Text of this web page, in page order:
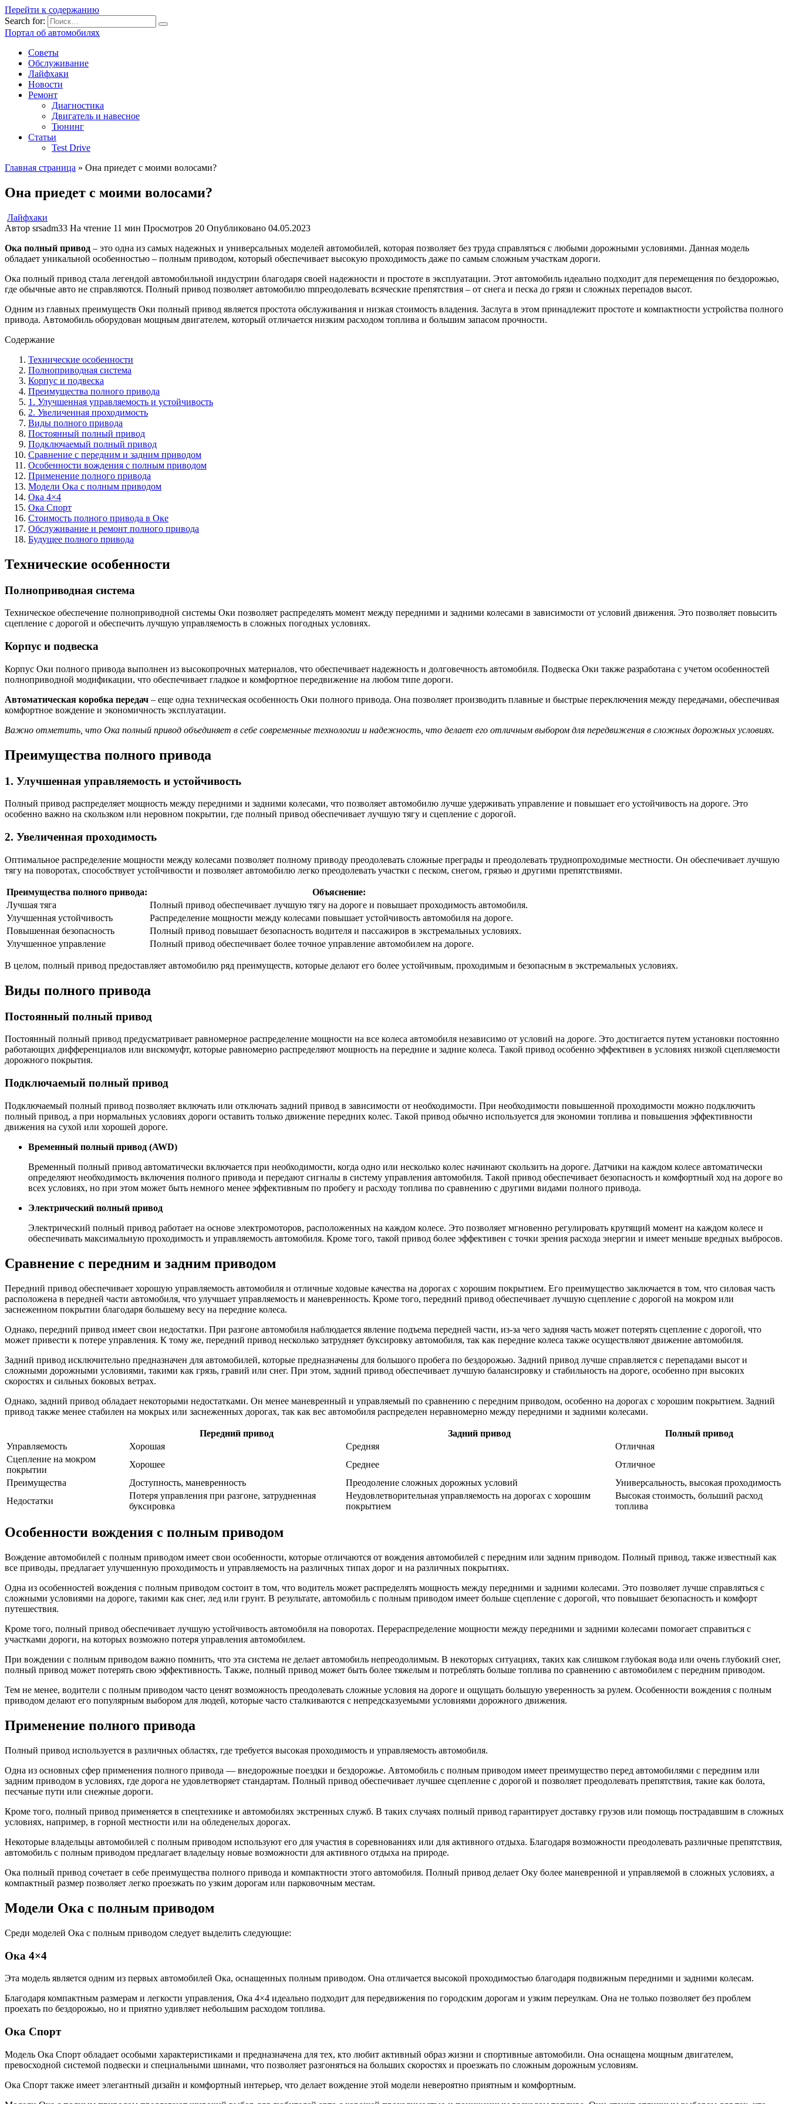
Перейти к содержанию
Search for:
Портал об автомобилях
Советы
Обслуживание
Лайфхаки
Новости
Ремонт
Диагностика
Двигатель и навесное
Тюнинг
Статьи
Test Drive
Главная страница » Она приедет с моими волосами?
Она приедет с моими волосами?
Лайфхаки
Автор srsadm33 На чтение 11 мин Просмотров 20 Опубликовано 04.05.2023
Ока полный привод – это одна из самых надежных и универсальных моделей автомобилей, которая позволяет без труда справляться с любыми дорожными условиями. Данная модель
обладает уникальной особенностью – полным приводом, который обеспечивает высокую проходимость даже по самым сложным участкам дороги.
Ока полный привод стала легендой автомобильной индустрии благодаря своей надежности и простоте в эксплуатации. Этот автомобиль идеально подходит для перемещения по бездорожью,
где обычные авто не справляются. Полный привод позволяет автомобилю mпреодолевать всяческие препятствия – от снега и песка до грязи и сложных перепадов высот.
Одним из главных преимуществ Оки полный привод является простота обслуживания и низкая стоимость владения. Заслуга в этом принадлежит простоте и компактности устройства полного
привода. Автомобиль оборудован мощным двигателем, который отличается низким расходом топлива и большим запасом прочности.
Содержание
Технические особенности
Полноприводная система
Корпус и подвеска
Преимущества полного привода
1. Улучшенная управляемость и устойчивость
2. Увеличенная проходимость
Виды полного привода
Постоянный полный привод
Подключаемый полный привод
Сравнение с передним и задним приводом
Особенности вождения с полным приводом
Применение полного привода
Модели Ока с полным приводом
Ока 4×4
Ока Спорт
Стоимость полного привода в Оке
Обслуживание и ремонт полного привода
Будущее полного привода
Технические особенности
Полноприводная система
Техническое обеспечение полноприводной системы Оки позволяет распределять момент между передними и задними колесами в зависимости от условий движения. Это позволяет повысить
сцепление с дорогой и обеспечить лучшую управляемость в сложных погодных условиях.
Корпус и подвеска
Корпус Оки полного привода выполнен из высокопрочных материалов, что обеспечивает надежность и долговечность автомобиля. Подвеска Оки также разработана с учетом особенностей
полноприводной модификации, что обеспечивает гладкое и комфортное передвижение на любом типе дороги.
Автоматическая коробка передач – еще одна техническая особенность Оки полного привода. Она позволяет производить плавные и быстрые переключения между передачами, обеспечивая
комфортное вождение и экономичность эксплуатации.
Важно отметить, что Ока полный привод объединяет в себе современные технологии и надежность, что делает его отличным выбором для передвижения в сложных дорожных условиях.
Преимущества полного привода
1. Улучшенная управляемость и устойчивость
Полный привод распределяет мощность между передними и задними колесами, что позволяет автомобилю лучше удерживать управление и повышает его устойчивость на дороге. Это
особенно важно на скользком или неровном покрытии, где полный привод обеспечивает лучшую тягу и сцепление с дорогой.
2. Увеличенная проходимость
Оптимальное распределение мощности между колесами позволяет полному приводу преодолевать сложные преграды и преодолевать труднопроходимые местности. Он обеспечивает лучшую
тягу на поворотах, способствует устойчивости и позволяет автомобилю легко преодолевать участки с песком, снегом, грязью и другими препятствиями.
Преимущества полного привода:
Объяснение:
Лучшая тяга
Полный привод обеспечивает лучшую тягу на дороге и повышает проходимость автомобиля.
Улучшенная устойчивость
Распределение мощности между колесами повышает устойчивость автомобиля на дороге.
Повышенная безопасность
Полный привод повышает безопасность водителя и пассажиров в экстремальных условиях.
Улучшенное управление
Полный привод обеспечивает более точное управление автомобилем на дороге.
В целом, полный привод предоставляет автомобилю ряд преимуществ, которые делают его более устойчивым, проходимым и безопасным в экстремальных условиях.
Виды полного привода
Постоянный полный привод
Постоянный полный привод предусматривает равномерное распределение мощности на все колеса автомобиля независимо от условий на дороге. Это достигается путем установки постоянно
работающих дифференциалов или вискомуфт, которые равномерно распределяют мощность на передние и задние колеса. Такой привод особенно эффективен в условиях низкой сцепляемости
дорожного покрытия.
Подключаемый полный привод
Подключаемый полный привод позволяет включать или отключать задний привод в зависимости от необходимости. При необходимости повышенной проходимости можно подключить
полный привод, а при нормальных условиях дороги оставить только движение передних колес. Такой привод обычно используется для экономии топлива и повышения эффективности
движения на сухой или хорошей дороге.
Временный полный привод (AWD)
Временный полный привод автоматически включается при необходимости, когда одно или несколько колес начинают скользить на дороге. Датчики на каждом колесе автоматически
определяют необходимость включения полного привода и передают сигналы в систему управления автомобиля. Такой привод обеспечивает безопасность и комфортный ход на дороге во
всех условиях, но при этом может быть немного менее эффективным по пробегу и расходу топлива по сравнению с другими видами полного привода.
Электрический полный привод
Электрический полный привод работает на основе электромоторов, расположенных на каждом колесе. Это позволяет мгновенно регулировать крутящий момент на каждом колесе и
обеспечивать максимальную проходимость и управляемость автомобиля. Кроме того, такой привод более эффективен с точки зрения расхода энергии и имеет меньше вредных выбросов.
Сравнение с передним и задним приводом
Передний привод обеспечивает хорошую управляемость автомобиля и отличные ходовые качества на дорогах с хорошим покрытием. Его преимущество заключается в том, что силовая часть
расположена в передней части автомобиля, что улучшает управляемость и маневренность. Кроме того, передний привод обеспечивает лучшую сцепление с дорогой на мокром или
заснеженном покрытии благодаря большему весу на передние колеса.
Однако, передний привод имеет свои недостатки. При разгоне автомобиля наблюдается явление подъема передней части, из-за чего задняя часть может потерять сцепление с дорогой, что
может привести к потере управления. К тому же, передний привод несколько затрудняет буксировку автомобиля, так как передние колеса также осуществляют движение автомобиля.
Задний привод исключительно предназначен для автомобилей, которые предназначены для большого пробега по бездорожью. Задний привод лучше справляется с перепадами высот и
сложными дорожными условиями, такими как грязь, гравий или снег. При этом, задний привод обеспечивает лучшую балансировку и стабильность на дороге, особенно при высоких
скоростях и сильных боковых ветрах.
Однако, задний привод обладает некоторыми недостатками. Он менее маневренный и управляемый по сравнению с передним приводом, особенно на дорогах с хорошим покрытием. Задний
привод также менее стабилен на мокрых или заснеженных дорогах, так как вес автомобиля распределен неравномерно между передними и задними колесами.
Передний привод Задний привод
Полный привод
Управляемость
Хорошая Средняя
Отличная
Сцепление на мокром
покрытии
Хорошее Среднее
Отличное
Преимущества
Доступность, маневренность Преодоление сложных дорожных условий
Универсальность, высокая проходимость
Недостатки
Потеря управления при разгоне, затрудненная
буксировка
Неудовлетворительная управляемость на дорогах с хорошим
покрытием
Высокая стоимость, больший расход
топлива
Особенности вождения с полным приводом
Вождение автомобилей с полным приводом имеет свои особенности, которые отличаются от вождения автомобилей с передним или задним приводом. Полный привод, также известный как
все приводы, предлагает улучшенную проходимость и управляемость на различных типах дорог и на различных покрытиях.
Одна из особенностей вождения с полным приводом состоит в том, что водитель может распределять мощность между передними и задними колесами. Это позволяет лучше справляться с
сложными условиями на дороге, такими как снег, лед или грунт. В результате, автомобиль с полным приводом имеет больше сцепление с дорогой, что повышает безопасность и комфорт
путешествия.
Кроме того, полный привод обеспечивает лучшую устойчивость автомобиля на поворотах. Перераспределение мощности между передними и задними колесами помогает справиться с
участками дороги, на которых возможно потеря управления автомобилем.
При вождении с полным приводом важно помнить, что эта система не делает автомобиль непреодолимым. В некоторых ситуациях, таких как слишком глубокая вода или очень глубокий снег,
полный привод может потерять свою эффективность. Также, полный привод может быть более тяжелым и потреблять больше топлива по сравнению с автомобилем с передним приводом.
Тем не менее, водители с полным приводом часто ценят возможность преодолевать сложные условия на дороге и ощущать большую уверенность за рулем. Особенности вождения с полным
приводом делают его популярным выбором для людей, которые часто сталкиваются с непредсказуемыми условиями дорожного движения.
Применение полного привода
Полный привод используется в различных областях, где требуется высокая проходимость и управляемость автомобиля.
Одна из основных сфер применения полного привода — внедорожные поездки и бездорожье. Автомобиль с полным приводом имеет преимущество перед автомобилями с передним или
задним приводом в условиях, где дорога не удовлетворяет стандартам. Полный привод обеспечивает лучшее сцепление с дорогой и позволяет преодолевать препятствия, такие как болота,
песчаные пути или снежные дороги.
Кроме того, полный привод применяется в спецтехнике и автомобилях экстренных служб. В таких случаях полный привод гарантирует доставку грузов или помощь пострадавшим в сложных
условиях, например, в горной местности или на обледенелых дорогах.
Некоторые владельцы автомобилей с полным приводом используют его для участия в соревнованиях или для активного отдыха. Благодаря возможности преодолевать различные препятствия,
автомобиль с полным приводом предлагает владельцу новые возможности для активного отдыха на природе.
Ока полный привод сочетает в себе преимущества полного привода и компактности этого автомобиля. Полный привод делает Оку более маневренной и управляемой в сложных условиях, а
компактный размер позволяет легко проезжать по узким дорогам или парковочным местам.
Модели Ока с полным приводом
Среди моделей Ока с полным приводом следует выделить следующие:
Ока 4×4
Эта модель является одним из первых автомобилей Ока, оснащенных полным приводом. Она отличается высокой проходимостью благодаря подвижным передними и задними колесам.
Благодаря компактным размерам и легкости управления, Ока 4×4 идеально подходит для передвижения по городским дорогам и узким переулкам. Она не только позволяет без проблем
проехать по бездорожью, но и приятно удивляет небольшим расходом топлива.
Ока Спорт
Модель Ока Спорт обладает особыми характеристиками и предназначена для тех, кто любит активный образ жизни и спортивные автомобили. Она оснащена мощным двигателем,
превосходной системой подвески и специальными шинами, что позволяет разгоняться на больших скоростях и проезжать по сложным дорожным условиям.
Ока Спорт также имеет элегантный дизайн и комфортный интерьер, что делает вождение этой модели невероятно приятным и комфортным.